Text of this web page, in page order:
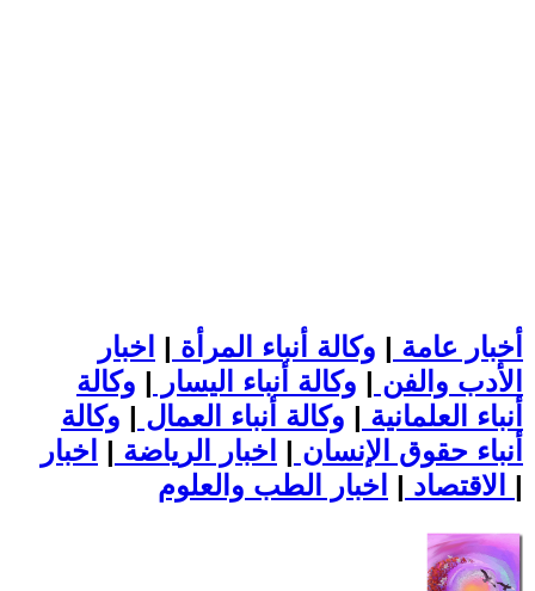
أخبار عامة | وكالة أنباء المرأة | اخبار
الأدب والفن | وكالة أنباء اليسار | وكالة
أنباء العلمانية | وكالة أنباء العمال | وكالة
أنباء حقوق الإنسان | اخبار الرياضة | اخبار
الاقتصاد | |